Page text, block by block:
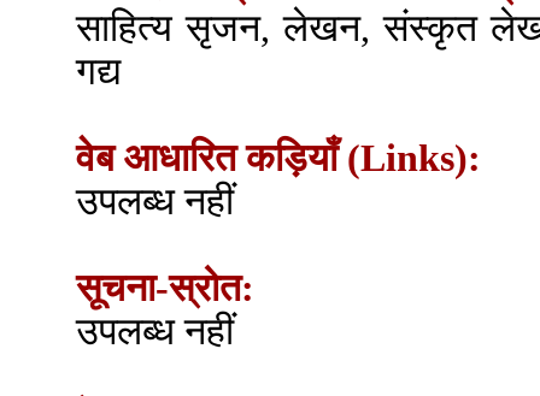
साहित्य सृजन, लेखन, संस्कृत
गद्य
वेब आधारित कड़ियाँ (Links):
उपलब्ध नहीं
सूचना-स्रोत:
उपलब्ध नहीं